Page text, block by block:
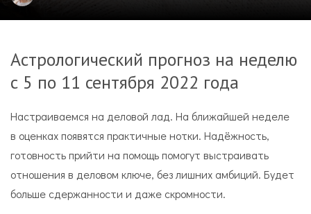
Астрологический прогноз на неделю
с 5 по 11 сентября 2022 года
Настраиваемся на деловой лад. На ближайшей неделе
в оценках появятся практичные нотки. Надёжность,
готовность прийти на помощь помогут выстраивать
отношения в деловом ключе, без лишних амбиций. Будет
больше сдержанности и даже скромности.